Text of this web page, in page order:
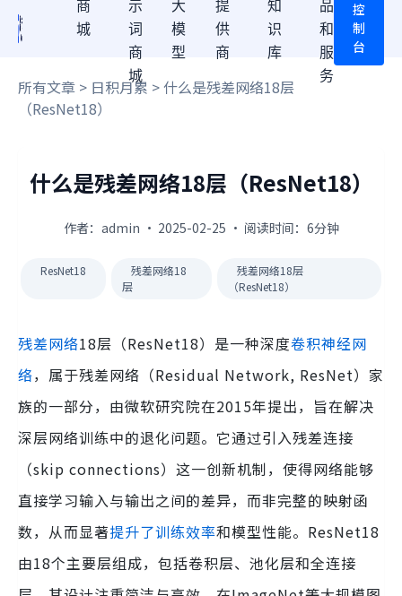
商
城
示
词
商
城
大
模
型
提
供
商
知
识
库
品
和
服
务
控
制
台
所有文章 > 日积月累 > 什么是残差网络18层
（ResNet18）
什么是残差网络18层（ResNet18）
作者：admin · 2025-02-25 · 阅读时间：6分钟
ResNet18
残差网络18
层
残差网络18层
（ResNet18）
残差网络18层（ResNet18）是一种深度卷积神经网
络，属于残差网络（Residual Network, ResNet）家
族的一部分，由微软研究院在2015年提出，旨在解决
深层网络训练中的退化问题。它通过引入残差连接
（skip connections）这一创新机制，使得网络能够
直接学习输入与输出之间的差异，而非完整的映射函
数，从而显著提升了训练效率和模型性能。ResNet18
由18个主要层组成，包括卷积层、池化层和全连接